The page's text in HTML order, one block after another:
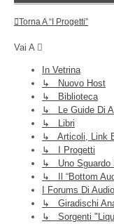
Torna A “I Progetti”
Vai A
In Vetrina
↳ Nuovo Host
↳ Biblioteca
↳ Le Guide Di
↳ Libri
↳ Articoli, Link
↳ I Progetti
↳ Uno Sguardo
↳ Il “Bottom
I Forums Di
↳ Giradischi
↳ Sorgenti